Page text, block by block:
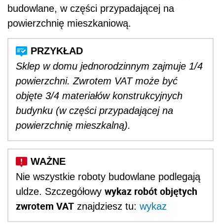
budowlane, w części przypadającej na
powierzchnię mieszkaniową.
Sklep w domu jednorodzinnym zajmuje 1/4
powierzchni. Zwrotem VAT może być
objęte 3/4 materiałów konstrukcyjnych
budynku (w części przypadającej na
powierzchnię mieszkalną).
Nie wszystkie roboty budowlane podlegają
uldze. Szczegółowy wykaz robót objętych
zwrotem VAT znajdziesz tu: wykaz